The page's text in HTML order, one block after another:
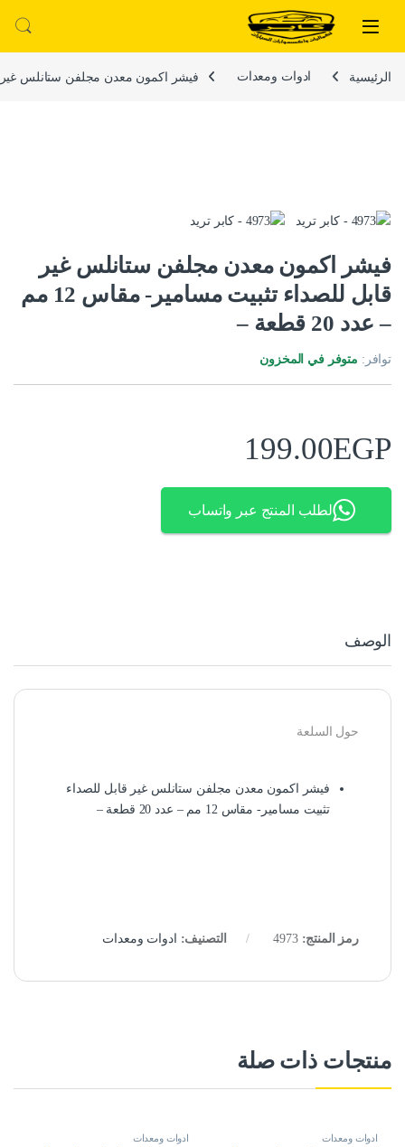
تخطي إلى المحتوى
الرئيسية ادوات ومعدات فيشر اكمون معدن مجلفن ستانلس غير قابل
فيشر اكمون معدن مجلفن ستانلس غير
قابل للصداء تثبيت مسامير- مقاس 12 مم
– عدد 20 قطعة –
توافر: متوفر في المخزون
199.00EGP
لطلب المنتج عبر واتساب
الوصف
حول السلعة
فيشر اكمون معدن مجلفن ستانلس غير قابل للصداء
تثبيت مسامير- مقاس 12 مم – عدد 20 قطعة –
رمز المنتج:4973 التصنيف: ادوات ومعدات
منتجات ذات صلة
ادوات ومعدات ادوات ومعدات